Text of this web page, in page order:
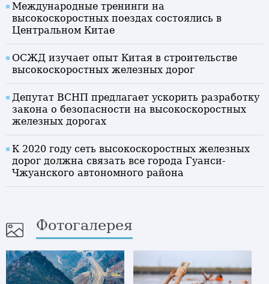
Международные тренинги на
высокоскоростных поездах состоялись в
Центральном Китае
ОСЖД изучает опыт Китая в строительстве
высокоскоростных железных дорог
Депутат ВСНП предлагает ускорить разработку
закона о безопасности на высокоскоростных
железных дорогах
К 2020 году сеть высокоскоростных железных
дорог должна связать все города Гуанси-
Чжуанского автономного района
Фотогалерея